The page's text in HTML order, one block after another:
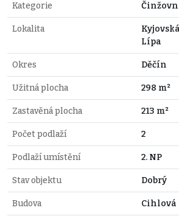
Kategorie
Lokalita
Lípa
Okres Děčín
Užitná plocha 298 m²
Zastavěná plocha 213 m²
Počet podlaží 2
Podlaží umístění 2. NP
Stav objektu Dobrý
Budova Cihlová